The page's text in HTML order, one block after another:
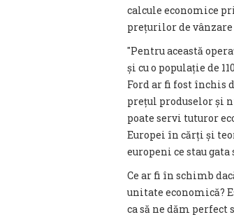
calcule economice
prețurilor de
″Pentru această
și cu o populație de
Ford ar fi fost închis
prețul produselor și
poate servi tuturor
Europei în cărți și
europeni ce stau gata
Ce ar fi în schimb
unitate economică?
ca să ne dăm